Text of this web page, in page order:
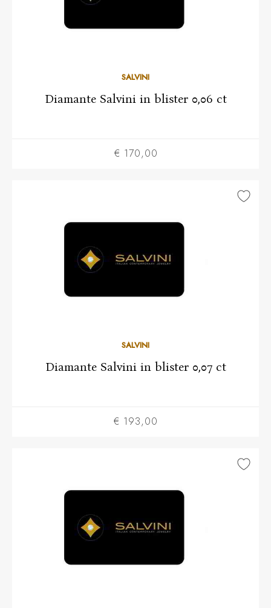
SALVINI
Diamante Salvini in blister 0,06 ct
€ 170,00
SALVINI
Diamante Salvini in blister 0,07 ct
€ 193,00